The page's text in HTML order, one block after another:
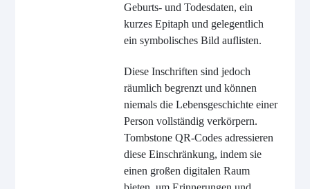
Geburts- und Todesdaten, ein
kurzes Epitaph und gelegentlich
ein symbolisches Bild auflisten.
Diese Inschriften sind jedoch
räumlich begrenzt und können
niemals die Lebensgeschichte einer
Person vollständig verkörpern.
Tombstone QR-Codes adressieren
diese Einschränkung, indem sie
einen großen digitalen Raum